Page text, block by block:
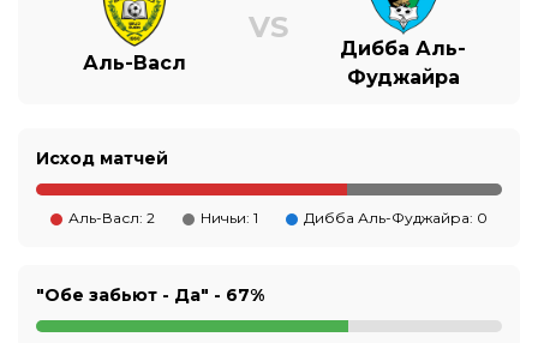
Аль-Васл
VS
Дибба Аль-
Фуджайра
Исход матчей
Аль-Васл: 2 Ничьи: 1 Дибба Аль-Фуджайра: 0
"Обе забьют - Да" - 67%